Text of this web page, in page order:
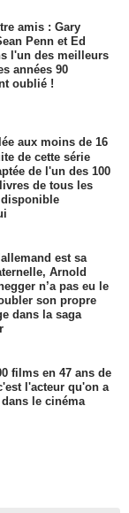
amis : Gary
Penn et Ed
l'un des meilleurs
années 90
oublié !
aux moins de 16
de cette série
de l'un des 100
de tous les
est sa
Arnold
n’a pas eu le
son propre
dans la saga
films en 47 ans de
l'acteur qu'on a
le cinéma